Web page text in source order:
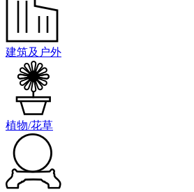
建筑及户外
植物/花草